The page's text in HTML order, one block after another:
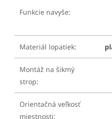
Funkcie navyše:
Materiál lopatiek:
Montáž na šikmý
strop:
Orientačná veľkosť
miestnosti: